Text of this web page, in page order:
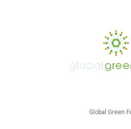
Global Green